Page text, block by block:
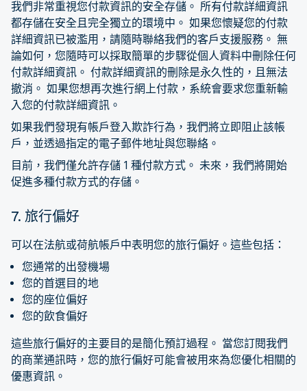
我們非常重視您付款資訊的安全存儲。 所有付款詳細資訊
都存儲在安全且完全獨立的環境中。 如果您懷疑您的付款
詳細資訊已被濫用，請隨時聯絡我們的客戶支援服務。 無
論如何，您隨時可以採取簡單的步驟從個人資料中刪除任何
付款詳細資訊。 付款詳細資訊的刪除是永久性的，且無法
撤消。 如果您想再次進行網上付款，系統會要求您重新輸
入您的付款詳細資訊。
如果我們發現有帳戶登入欺詐行為，我們將立即阻止該帳
戶，並透過指定的電子郵件地址與您聯絡。
目前，我們僅允許存儲 1 種付款方式。 未來，我們將開始
促進多種付款方式的存儲。
7. 旅行偏好
可以在法航或荷航帳戶中表明您的旅行偏好。這些包括：
您通常的出發機場
您的首選目的地
您的座位偏好
您的飲食偏好
這些旅行偏好的主要目的是簡化預訂過程。 當您訂閱我們
的商業通訊時，您的旅行偏好可能會被用來為您優化相關的
優惠資訊。